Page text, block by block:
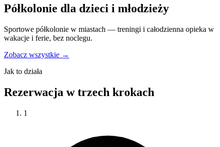
Półkolonie dla dzieci i młodzieży
Sportowe półkolonie w miastach — treningi i całodzienna opieka w
wakacje i ferie, bez noclegu.
Zobacz wszystkie →
Jak to działa
Rezerwacja w trzech krokach
1